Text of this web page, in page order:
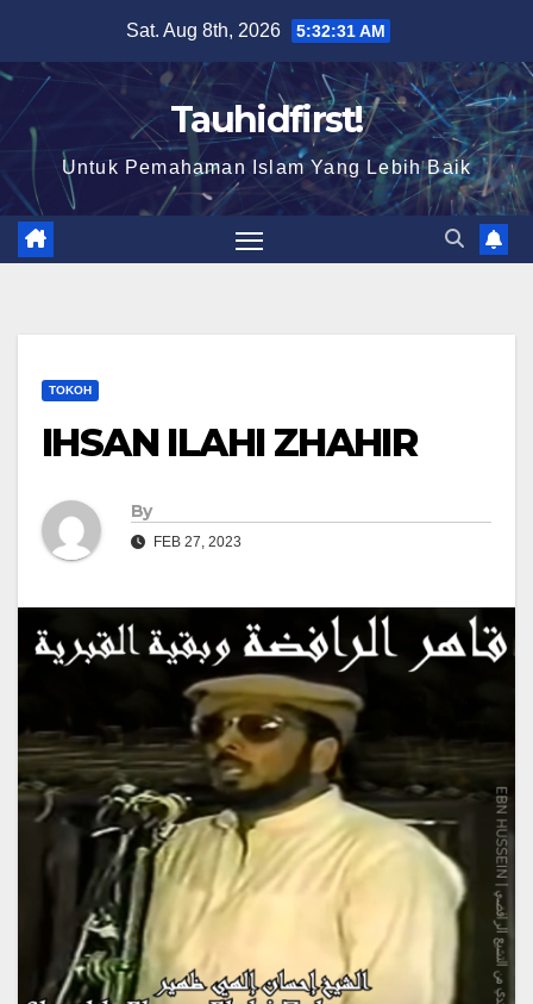
content
Sat. Aug 8th, 2026 5:32:32 AM
Tauhidfirst!
Untuk Pemahaman Islam Yang Lebih Baik
TOKOH
IHSAN ILAHI ZHAHIR
By
FEB 27, 2023